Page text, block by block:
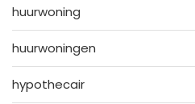
huurwoning
huurwoningen
hypothecair